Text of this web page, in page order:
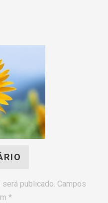
publicado. Campos
*